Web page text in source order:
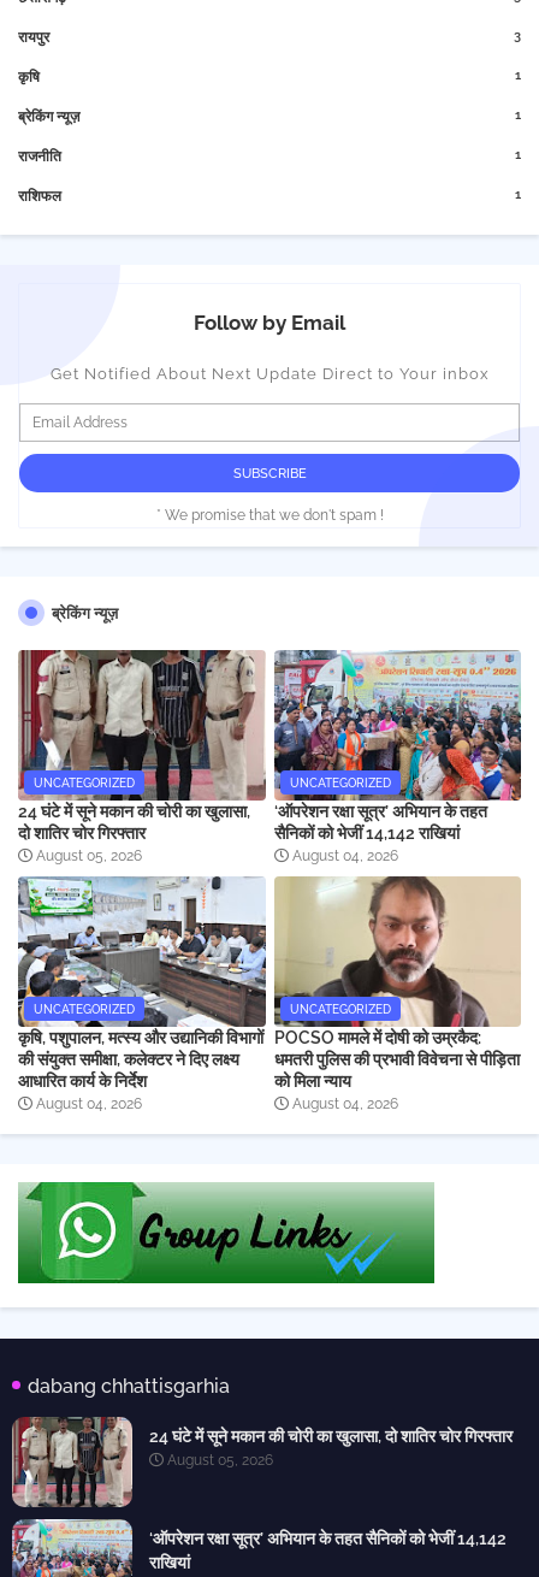
रायपुर 3
कृषि 1
ब्रेकिंग न्यूज़ 1
राजनीति 1
राशिफल 1
Follow by Email
Get Notified About Next Update Direct to Your inbox
* We promise that we don't spam !
ब्रेकिंग न्यूज़
UNCATEGORIZED
24 घंटे में सूने मकान की चोरी का खुलासा,
दो शातिर चोर गिरफ्तार
August 05, 2026
UNCATEGORIZED
‘ऑपरेशन रक्षा सूत्र’ अभियान के तहत
सैनिकों को भेजीं 14,142 राखियां
August 04, 2026
UNCATEGORIZED
कृषि, पशुपालन, मत्स्य और उद्यानिकी विभागों
की संयुक्त समीक्षा, कलेक्टर ने दिए लक्ष्य
आधारित कार्य के निर्देश
August 04, 2026
UNCATEGORIZED
POCSO मामले में दोषी को उम्रकैद:
धमतरी पुलिस की प्रभावी विवेचना से पीड़िता
को मिला न्याय
August 04, 2026
dabang chhattisgarhia
24 घंटे में सूने मकान की चोरी का खुलासा, दो शातिर चोर गिरफ्तार
August 05, 2026
‘ऑपरेशन रक्षा सूत्र’ अभियान के तहत सैनिकों को भेजीं 14,142
राखियां